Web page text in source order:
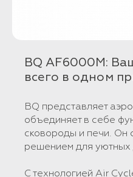
BQ AF6000M:
всего в одном
BQ представляет
объединяет в себе
сковороды и печи. Он
решением для
С технологией Air